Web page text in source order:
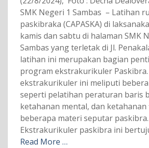
SMK Negeri 1 Sambas – Latihan
paskibraka (CAPASKA) di
kamis dan sabtu di halaman SMK
Sambas yang terletak di Jl.
latihan ini merupakan bagian
program ekstrakurikuler
ekstrakurikuler ini meliputi
seperti pelatihan peraturan baris
ketahanan mental, dan ketahanan
beberapa materi seputar paskibra.
Ekstrakurikuler paskibra ini
Read More …